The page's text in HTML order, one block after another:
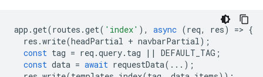
app .get(routes .get( 'index' ), async (req, res) => {
res .write(headPartial + navbarPartial);
const tag = req .query. tag || DEFAULT_TAG ;
const data = await requestData(...);